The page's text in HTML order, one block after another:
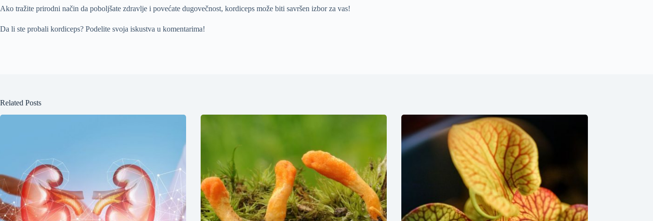
Ako tražite prirodni način da poboljšate zdravlje i povećate dugovečnost, kordiceps može biti savršen izbor za vas!
Da li ste probali kordiceps? Podelite svoja iskustva u komentarima!
Related Posts